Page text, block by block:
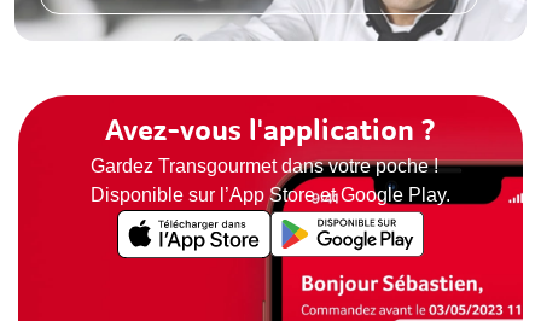
Avez-vous l'application ?
Gardez Transgourmet dans votre poche !
Disponible sur l’App Store et Google Play.